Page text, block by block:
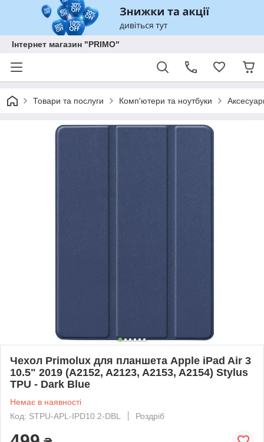
Інтернет магазин "PRIMO"
Товари та послуги Комп'ютери та ноутбуки
Чехол Primolux для планшета Apple iPad Air 3
10.5" 2019 (A2152, A2123, A2153, A2154) Stylus
TPU - Dark Blue
Немає в наявності
Код: STPU-APL-IPD10.2-DBL
Роздріб